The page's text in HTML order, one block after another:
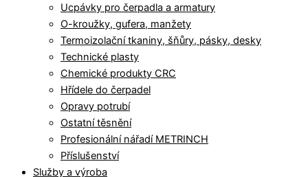
Ucpávky pro čerpadla a armatury
O-kroužky, gufera, manžety
Termoizolační tkaniny, šňůry, pásky, desky
Technické plasty
Chemické produkty CRC
Hřídele do čerpadel
Opravy potrubí
Ostatní těsnění
Profesionální nářadí METRINCH
Příslušenství
Služby a výroba